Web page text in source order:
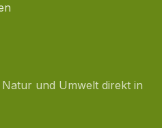
und Umwelt direkt in